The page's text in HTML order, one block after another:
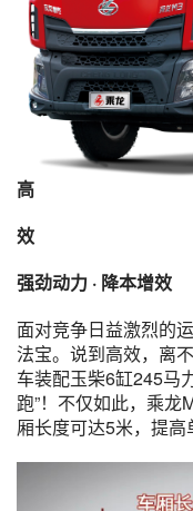
高
效
强劲动力 · 降本增效
面对竞争日益激烈的
法宝。说到高效，离
车装配玉柴6缸245马
跑”！不仅如此，乘龙
厢长度可达5米，提高